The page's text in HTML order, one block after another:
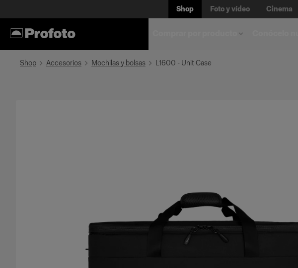
Shop Foto y vídeo Cinema
Shop Accesorios Mochilas y bolsas L1600 - Unit Case